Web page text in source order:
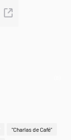
"Charlas de Café"